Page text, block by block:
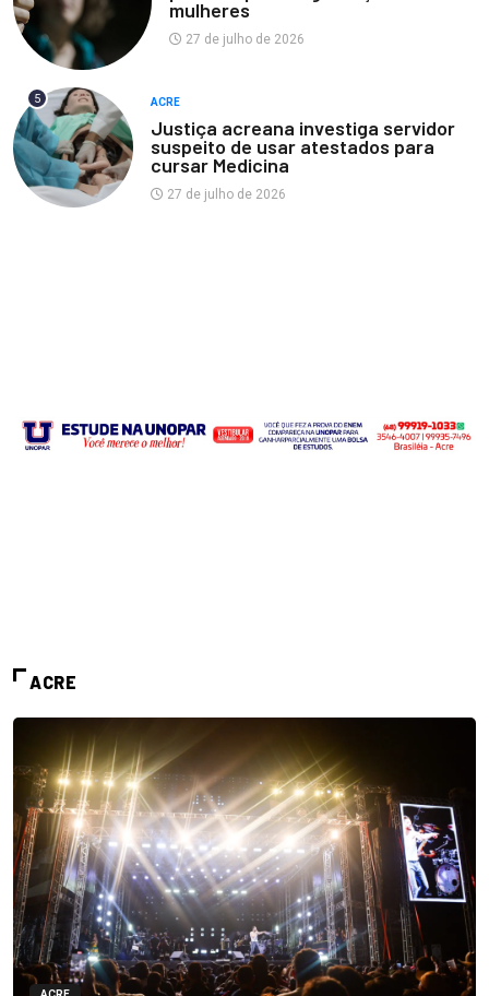
mulheres
27 de julho de 2026
5 ACRE
Justiça acreana investiga servidor
suspeito de usar atestados para
cursar Medicina
27 de julho de 2026
ACRE